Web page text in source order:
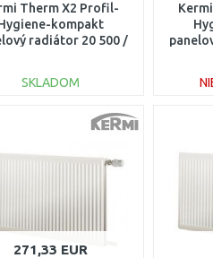
Therm X2 Profil-
kompakt
radiátor 20 500 /
SKLADOM
DO KOŠÍKA
Porovnať
271,33 EUR